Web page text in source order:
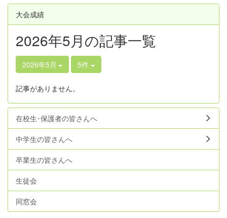
大会成績
2026年5月の記事一覧
2026年5月 5件
記事がありません。
在校生･保護者の皆さんへ
中学生の皆さんへ
卒業生の皆さんへ
生徒会
同窓会